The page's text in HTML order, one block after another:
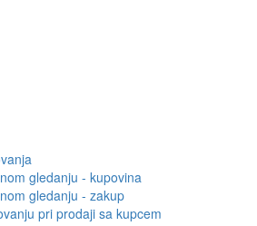
gledanju - kupovina
gledanju - zakup
pri prodaji sa kupcem